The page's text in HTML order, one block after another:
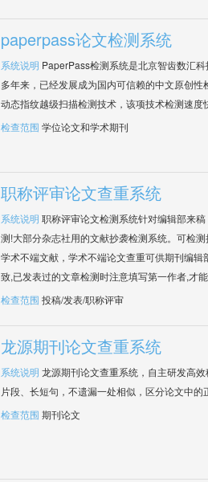
paperpass论文检测系统
系统说明 PaperPass检测系统是北京智齿数汇
多年来，已经发展成为国内可信赖的中文原创
动态指纹越级扫描检测技术，该项技术检测速度
检查范围 学位论文和学术期刊
职称评审论文查重系统
系统说明 职称评审论文检测系统针对编辑部来
测!大部分杂志社用的文献抄袭检测系统。可检
学术不端文献，学术不端论文查重可供期刊编
致,已发表过的文章检测时注意填写第一作者,才
检查范围 投稿/发表/职称评审
龙源期刊论文查重系统
系统说明 龙源期刊论文查重系统，自主研发高
片段、长短句，不遗漏一处相似，区分论文中的
检查范围 期刊论文